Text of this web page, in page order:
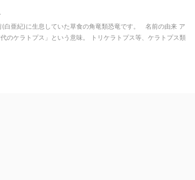
白亜紀)に生息していた草食の角竜類恐竜です。 名前の由来 ア
のケラトプス」という意味。 トリケラトプス等、ケラトプス類